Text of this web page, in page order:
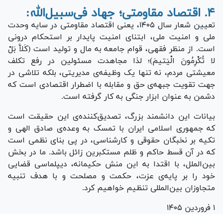
۴. اقتصاد مقاومتی؛ جهاد فی‌سبیل‌الله:
تعیین شعار سال ۱۴۰۵، یعنی اقتصاد مقاومتی در سایه وحدت
ملی و امنیت ملی، ابتنای امنیت پایدار بر استحکام درونی
است. از منظر فقهی، قوام جامعه به مال و تولید است (کَلاَّ بَلْ
لا تُکْرِمُونَ الْیَتیمَ)؛ لذا مجاهدت مسئولین در رفع تکلف
معیشتی مردم، نه تنها یک وظیفه‌ی مدیریتی، بلکه تلاشی در
جهت تقویت جبهه‌ی حق و مقابله با اضطرار اقتصادی است که
دشمن به عنوان ابزار جنگی به کار گرفته است.
بیانات این دانشمند بزرگ، تصدیق‌کننده‌ی این حقیقت است
که جمهوری اسلامی ایران با تمسک به وعده‌ی صادق الهی و
تکیه بر نخبگان حقوقی و کارشناسی، در پی بنای نظمی است
که در آن قسط حاکم و ظلم مستکبرین زائل باشد. ما در بخش
بین‌الملل، با اقتدا به این منش حکیمانه، دیپلماسی قضایی
خود را بر پایه‌ی عزت، حکمت و مصلحت و با هدف تنبیه
متجاوزان بین‌المللی تنظیم خواهیم کرد.
۱ فروردین ۱۴۰۵